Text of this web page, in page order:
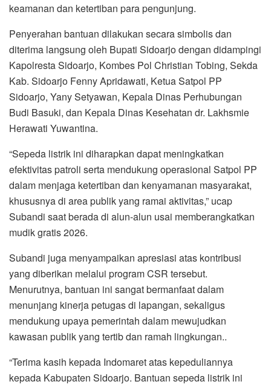
keamanan dan ketertiban para pengunjung.
Penyerahan bantuan dilakukan secara simbolis dan
diterima langsung oleh Bupati Sidoarjo dengan didampingi
Kapolresta Sidoarjo, Kombes Pol Christian Tobing, Sekda
Kab. Sidoarjo Fenny Apridawati, Ketua Satpol PP
Sidoarjo, Yany Setyawan, Kepala Dinas Perhubungan
Budi Basuki, dan Kepala Dinas Kesehatan dr. Lakhsmie
Herawati Yuwantina.
“Sepeda listrik ini diharapkan dapat meningkatkan
efektivitas patroli serta mendukung operasional Satpol PP
dalam menjaga ketertiban dan kenyamanan masyarakat,
khususnya di area publik yang ramai aktivitas,” ucap
Subandi saat berada di alun-alun usai memberangkatkan
mudik gratis 2026.
Subandi juga menyampaikan apresiasi atas kontribusi
yang diberikan melalui program CSR tersebut.
Menurutnya, bantuan ini sangat bermanfaat dalam
menunjang kinerja petugas di lapangan, sekaligus
mendukung upaya pemerintah dalam mewujudkan
kawasan publik yang tertib dan ramah lingkungan..
“Terima kasih kepada Indomaret atas kepeduliannya
kepada Kabupaten Sidoarjo. Bantuan sepeda listrik ini